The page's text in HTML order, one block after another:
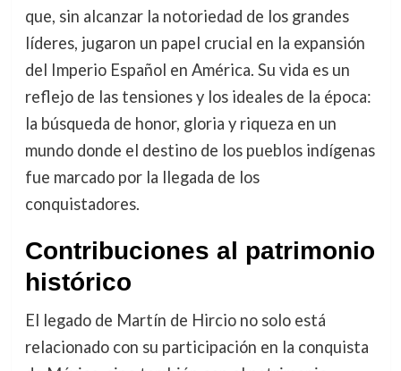
que, sin alcanzar la notoriedad de los grandes
líderes, jugaron un papel crucial en la expansión
del Imperio Español en América. Su vida es un
reflejo de las tensiones y los ideales de la época:
la búsqueda de honor, gloria y riqueza en un
mundo donde el destino de los pueblos indígenas
fue marcado por la llegada de los
conquistadores.
Contribuciones al patrimonio
histórico
El legado de Martín de Hircio no solo está
relacionado con su participación en la conquista